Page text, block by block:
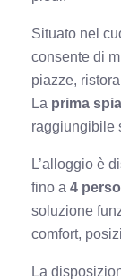
Situato nel
consente di
piazze,
La prima
raggiungibile
L’alloggio è
fino a 4
soluzione
comfort,
La